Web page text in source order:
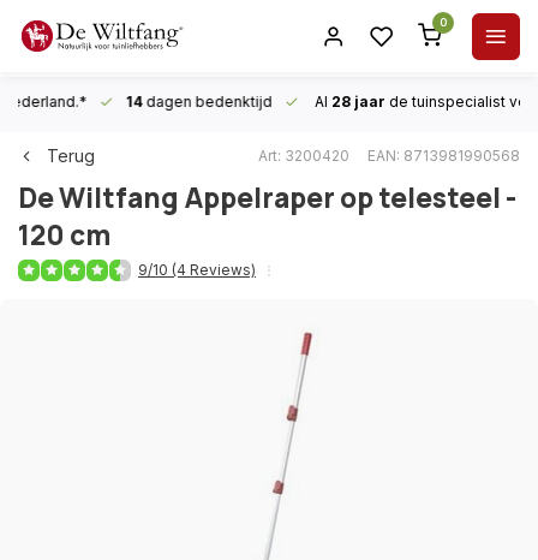
0
14dagen bedenktijd Al 28 jaar de tuinspecialist
Terug Art: 3200420 EAN: 8713981990568
De Wiltfang Appelraper op telesteel -
120 cm
9/10 (4 Reviews)